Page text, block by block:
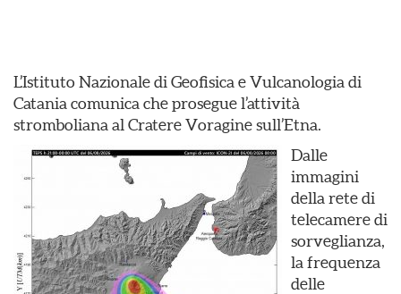
L’Istituto Nazionale di Geofisica e Vulcanologia di
Catania comunica che prosegue l’attività
stromboliana al Cratere Voragine sull’Etna.
Dalle
immagini
della rete di
telecamere di
sorveglianza,
la frequenza
delle